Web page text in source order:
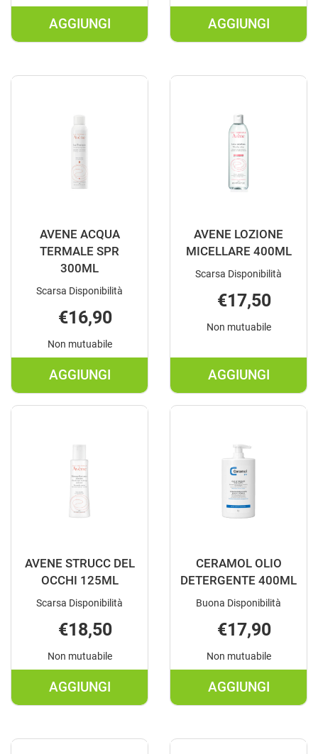
AGGIUNGI
AGGIUNGI ALUSAC
125ML AL
AGGIUNGI
AGGIUNGI
TERMALE
CARRELLO
AVENE ACQUA
TERMALE SPR
300ML
Scarsa Disponibilità
€16,90
Non mutuabile
AGGIUNGI
AGGIUNGI AVENE
ACQUA
SPR
300ML AL
CARRELLO
AVENE LOZIONE
MICELLARE 400ML
Scarsa Disponibilità
€17,50
Non mutuabile
AGGIUNGI
AGGIUNGI
LOZIONE
400ML AL
CARRELLO
AVENE STRUCC DEL
OCCHI 125ML
Scarsa Disponibilità
€18,50
Non mutuabile
AGGIUNGI
AGGIUNGI AVENE
DEL
CERAMOL OLIO
DETERGENTE 400ML
Buona Disponibilità
€17,90
Non mutuabile
AGGIUNGI
AGGIUNGI